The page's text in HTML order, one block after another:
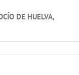
DE HUELVA,